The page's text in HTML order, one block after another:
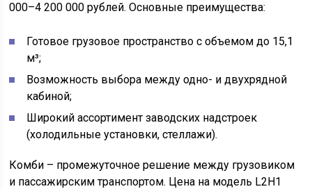
000–4 200 000 рублей. Основные преимущества:
Готовое грузовое пространство с объемом до 15,1
м³;
Возможность выбора между одно- и двухрядной
кабиной;
Широкий ассортимент заводских надстроек
(холодильные установки, стеллажи).
Комби – промежуточное решение между грузовиком
и пассажирским транспортом. Цена на модель L2H1